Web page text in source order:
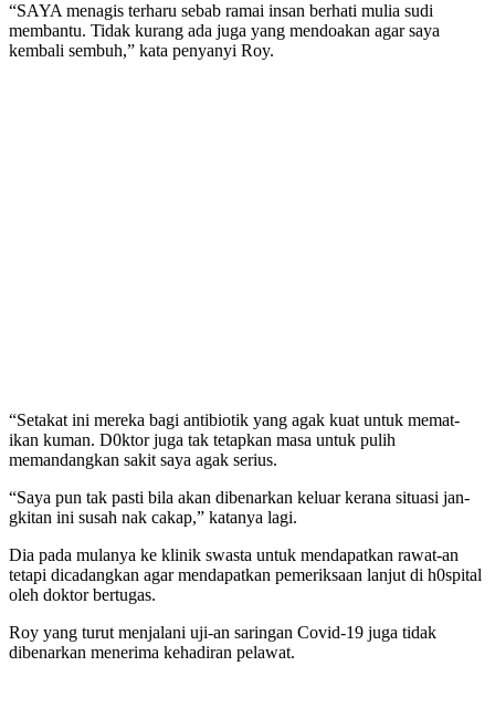
“SAYA menagis terharu sebab ramai insan berhati mulia sudi
membantu. Tidak kurang ada juga yang mendoakan agar saya
kembali sembuh,” kata penyanyi Roy.
“Setakat ini mereka bagi antibiotik yang agak kuat untuk memat-
ikan kuman. D0ktor juga tak tetapkan masa untuk pulih
memandangkan sakit saya agak serius.
“Saya pun tak pasti bila akan dibenarkan keluar kerana situasi jan-
gkitan ini susah nak cakap,” katanya lagi.
Dia pada mulanya ke klinik swasta untuk mendapatkan rawat-an
tetapi dicadangkan agar mendapatkan pemeriksaan lanjut di h0spital
oleh doktor bertugas.
Roy yang turut menjalani uji-an saringan Covid-19 juga tidak
dibenarkan menerima kehadiran pelawat.